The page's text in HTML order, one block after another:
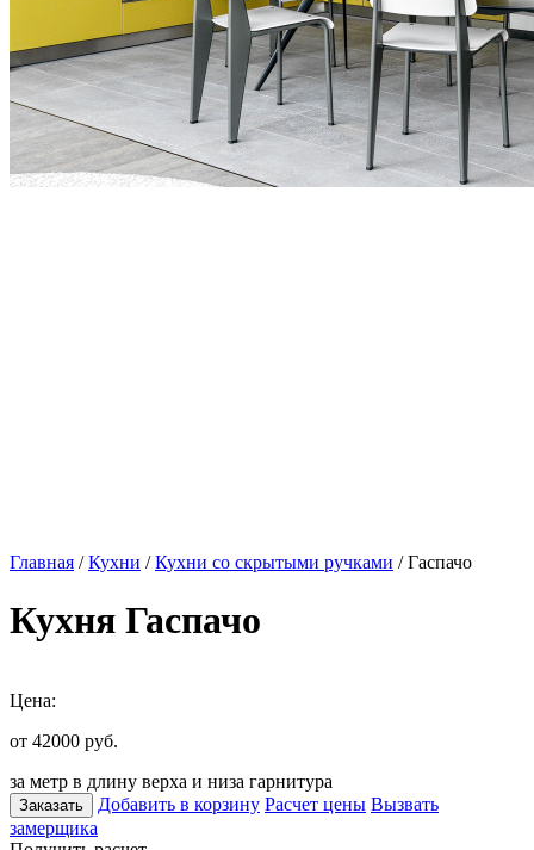
Главная /Кухни /Кухни со скрытыми ручками / Гаспачо
Кухня Гаспачо
Цена:
от 42000 руб.
за метр в длину верха и низа гарнитура
Заказать Добавить в корзину Расчет цены Вызвать
замерщика